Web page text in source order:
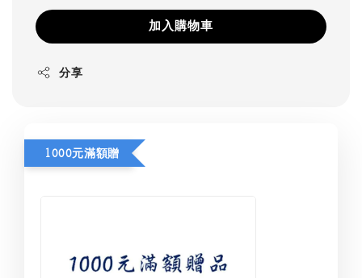
加入購物車
分享
1000元滿額贈